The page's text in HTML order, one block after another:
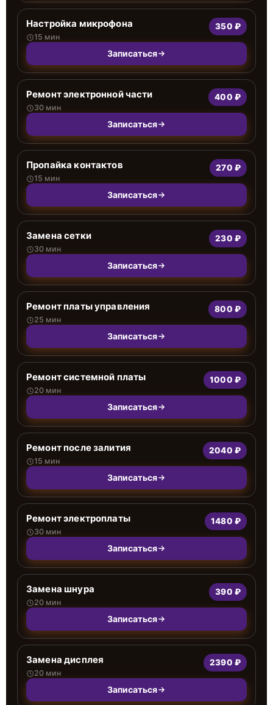
Настройка микрофона
15 мин
350 ₽
Записаться
Ремонт электронной части
30 мин
400 ₽
Записаться
Пропайка контактов
15 мин
270 ₽
Записаться
Замена сетки
30 мин
230 ₽
Записаться
Ремонт платы управления
25 мин
800 ₽
Записаться
Ремонт системной платы
20 мин
1000 ₽
Записаться
Ремонт после залития
15 мин
2040 ₽
Записаться
Ремонт электроплаты
30 мин
1480 ₽
Записаться
Замена шнура
20 мин
390 ₽
Записаться
Замена дисплея
20 мин
2390 ₽
Записаться